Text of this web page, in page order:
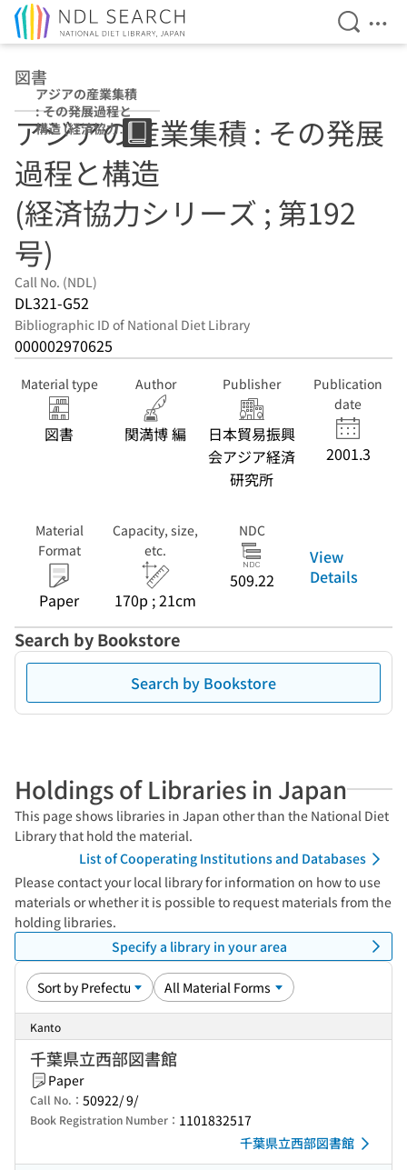
Open
図書
アジアの産業集積
: その発展過程と
構造 (経済協力シ
リーズ ; 第192号)
アジアの産業集積 : その発展
過程と構造
(経済協力シリーズ ; 第192
号)
Call No. (NDL)
DL321-G52
Bibliographic ID of National Diet Library
000002970625
Material type
図書
Author
関満博 編
Publisher
日本貿易振興
会アジア経済
研究所
Publication
date
2001.3
Material
Format
Paper
Capacity, size,
etc.
170p ; 21cm
NDC
509.22
View
Details
Search by Bookstore
Search by Bookstore
Holdings of Libraries in Japan
This page shows libraries in Japan other than the National Diet
Library that hold the material.
List of Cooperating Institutions and Databases
Please contact your local library for information on how to use
materials or whether it is possible to request materials from the
holding libraries.
Specify a library in your area
Kanto
千葉県立西部図書館
Paper
Call No.： 50922/ 9/
Book Registration Number： 1101832517
千葉県立西部図書館